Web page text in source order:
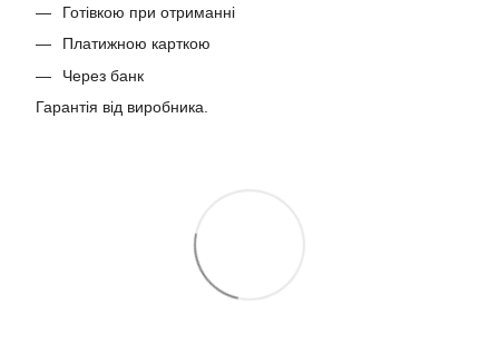
Готівкою при отриманні
Платижною карткою
Через банк
Гарантія від виробника.